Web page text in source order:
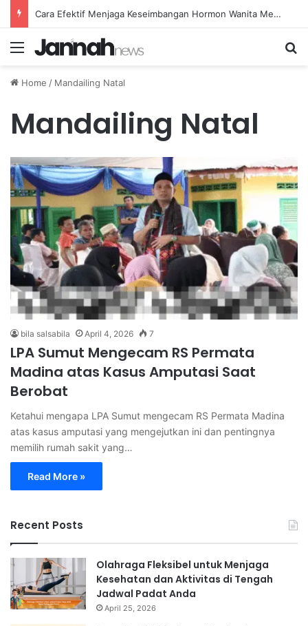
Cara Efektif Menjaga Keseimbangan Hormon Wanita Menjelang Menopause
Menu
Home / Mandailing Natal
Mandailing Natal
bila salsabila April 4, 2026 7
LPA Sumut Mengecam RS Permata
Madina atas Kasus Amputasi Saat
Berobat
Ketahui mengapa LPA Sumut mengecam RS Permata Madina
atas kasus amputasi yang mengejutkan ini dan pentingnya
memilih rumah sakit yang…
Read More »
Recent Posts
Olahraga Fleksibel untuk Menjaga
Kesehatan dan Aktivitas di Tengah
Jadwal Padat Anda
April 25, 2026